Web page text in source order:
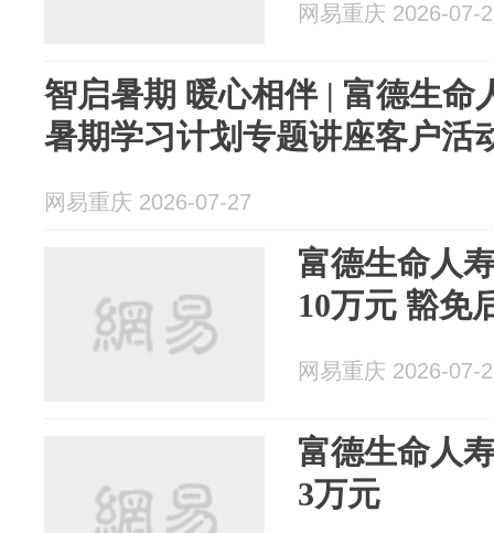
网易重庆 2026-07-
智启暑期 暖心相伴 | 富德生命
暑期学习计划专题讲座客户活
网易重庆 2026-07-27
富德生命人
10万元 豁免
网易重庆 2026-07-
富德生命人
3万元